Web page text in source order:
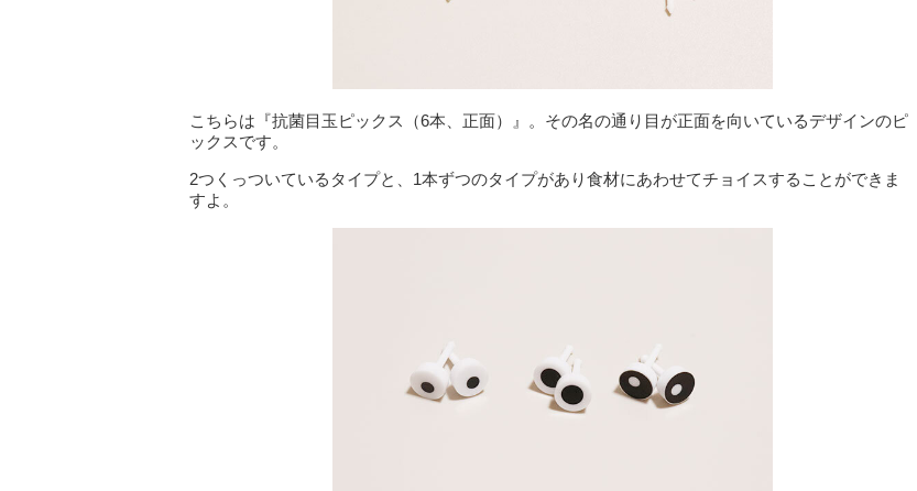
こちらは『抗菌目玉ピックス（6本、正面）』。その名の通り目が正面を向いているデザインのピ
ックスです。
2つくっついているタイプと、1本ずつのタイプがあり食材にあわせてチョイスすることができま
すよ。